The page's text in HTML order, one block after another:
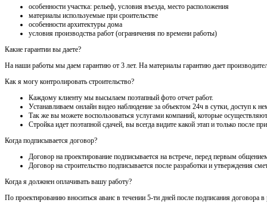
особенности участка: рельеф, условия въезда, место расположения
материалы используемые при сроительстве
особенности архитектуры дома
условия производства работ (ограничения по времени работы)
Какие гарантии вы даете?
На наши работы мы даем гарантию от 3 лет. На материалы гарантию дает
Как я могу контролировать строительство?
Каждому клиенту мы высылаем поэтапный фото отчет работ.
Устанавливаем онлайн видео наблюдение за объектом 24ч в сутки, доступ к
Так же вы можете воспользоваться услугами компаний, которые
Стройка идет поэтапной сдачей, вы всегда видите какой этап и только
Когда подписывается договор?
Договор на проектирование подписывается на встрече, перед первым
Договор на строительство подписывается после разработки и утверждения
Когда я должнен оплачивать вашу работу?
По проектированию вноситься аванс в течении 5-ти дней после подписания